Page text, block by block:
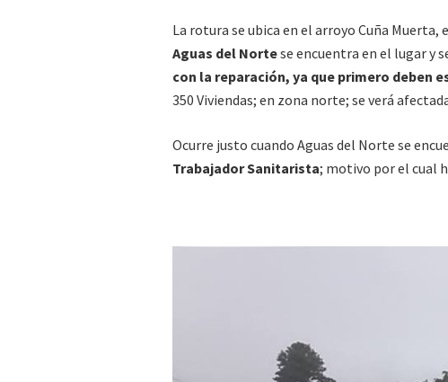
La rotura se ubica en el arroyo Cuña Muerta,
Aguas del Nortese encuentra en el lugar y
con la reparación, ya que primero deben
350 Viviendas; en zona norte; se verá
Ocurre justo cuando Aguas del Norte se
Trabajador Sanitarista; motivo por el cual